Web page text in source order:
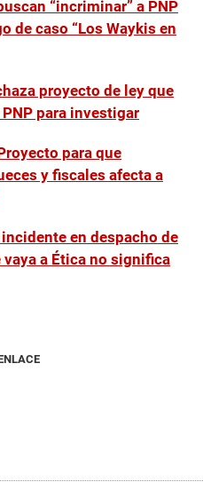
“incriminar” a PNP
de caso “Los Waykis en
proyecto de ley que
para investigar
para que
y fiscales afecta a
en despacho de
vaya a Ética no significa